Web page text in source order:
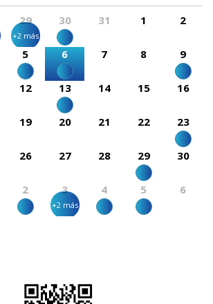
29 30 31 1 2
+2 más
5 6 7 8 9
12 13 14 15 16
19 20 21 22 23
26 27 28 29 30
2 3 4 5 6
+2 más